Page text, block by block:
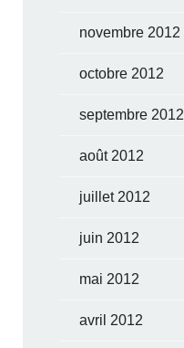
novembre 2012
octobre 2012
septembre 2012
août 2012
juillet 2012
juin 2012
mai 2012
avril 2012